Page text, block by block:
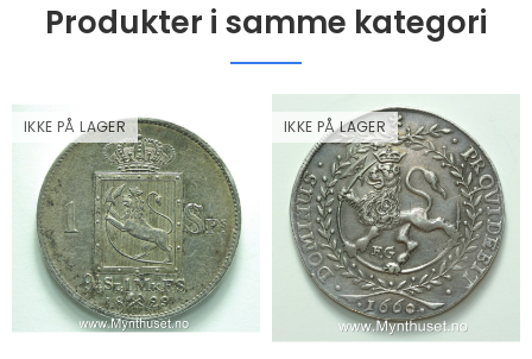
Produkter i samme kategori
IKKE PÅ LAGER IKKE PÅ LAGER